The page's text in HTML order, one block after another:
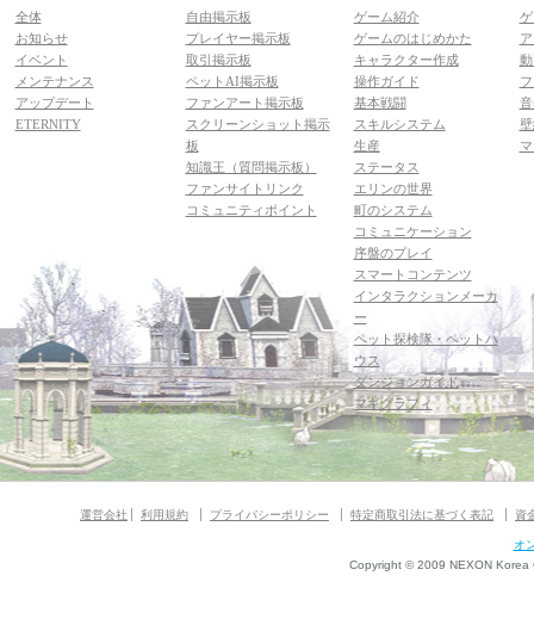
全体
お知らせ
イベント
メンテナンス
アップデート
ETERNITY
自由掲示板
プレイヤー掲示板
取引掲示板
ペットAI掲示板
ファンアート掲示板
スクリーンショット掲示
板
知識王（質問掲示板）
ファンサイトリンク
コミュニティポイント
ゲーム紹介
ゲームのはじめかた
キャラクター作成
操作ガイド
基本戦闘
スキルシステム
生産
ステータス
エリンの世界
町のシステム
コミュニケーション
序盤のプレイ
スマートコンテンツ
インタラクションメーカ
ー
ペット探検隊・ペットハ
ウス
ダンジョンガイド
マギグラフィ
運営会社 利用規約 プライバシーポリシー 特定商取引法に基づく表記 資
オ
Copyright © 2009 NEXON Korea